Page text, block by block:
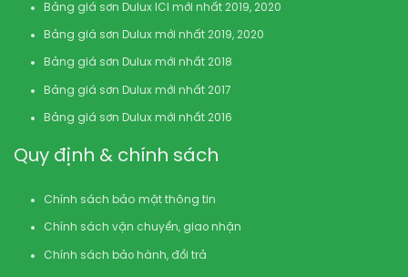
Bảng giá sơn Dulux ICI mới nhất 2019, 2020
Bảng giá sơn Dulux mới nhất 2019, 2020
Bảng giá sơn Dulux mới nhất 2018
Bảng giá sơn Dulux mới nhất 2017
Bảng giá sơn Dulux mới nhất 2016
Quy định & chính sách
Chính sách bảo mật thông tin
Chính sách vận chuyển, giao nhận
Chính sách bảo hành, đổi trả